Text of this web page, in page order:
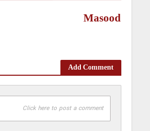
Masood
Add Comment
Click here to post a comment